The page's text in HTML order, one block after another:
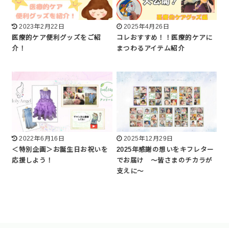
2023年2月22日
医療的ケア便利グッズをご紹
介！
2025年4月26日
コレおすすめ！！医療的ケアに
まつわるアイテム紹介
2022年6月16日
＜特別企画＞お誕生日お祝いを
応援しよう！
2025年12月29日
2025年感謝の想いをキフレター
でお届け 〜皆さまのチカラが
支えに〜